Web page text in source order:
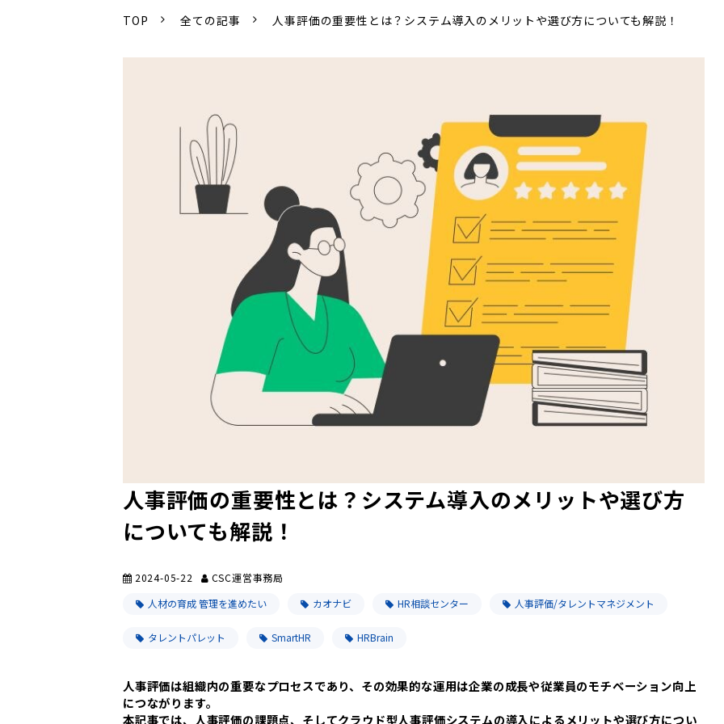
TOP 全ての記事 人事評価の重要性とは？システム導入のメリットや選び方についても解説！
人事評価の重要性とは？システム導入のメリットや選び方
についても解説！
2024-05-22
CSC運営事務局
人材の育成 管理を進めたい
カオナビ HR相談センター 人事評価/タレントマネジメント
タレントパレット SmartHR HRBrain
人事評価は組織内の重要なプロセスであり、その効果的な運用は企業の成長や従業員のモチベーション向上
につながります。
本記事では、人事評価の課題点、そしてクラウド型人事評価システムの導入によるメリットや選び方につい